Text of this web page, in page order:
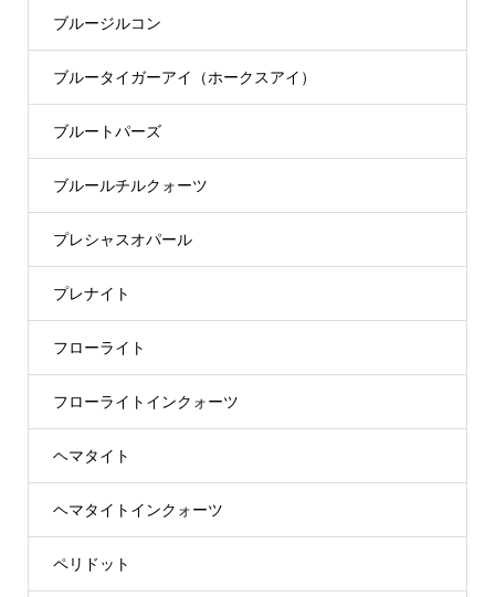
ブルージルコン
ブルータイガーアイ（ホークスアイ）
ブルートパーズ
ブルールチルクォーツ
プレシャスオパール
プレナイト
フローライト
フローライトインクォーツ
ヘマタイト
ヘマタイトインクォーツ
ペリドット